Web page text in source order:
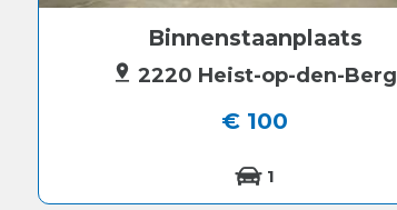
Binnenstaanplaats
2220 Heist-op-den-Berg
€ 100
1